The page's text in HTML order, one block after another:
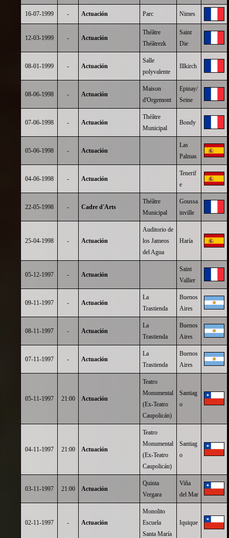
16-07-1999 - Actuación Parc Nimes
12-03-1999 - Actuación
Théâtre
Théâtrezk
Saint
Die
08-01-1999 - Actuación
Salle
polyvalente
Illkirch
08-06-1998 - Actuación
Maison
d'Orgemont
Epinay/
Seine
07-06-1998 - Actuación
Théâtre
Municipal
Bondy
05-06-1998 - Actuación
Las
Palmas
04-06-1998 - Actuación
Tenerif
e
22-05-1998 - Cadre d'Arts
Théâtre
Municipal
Goussa
inville
25-04-1998 - Actuación
Auditorio de
los Jameos
del Agua
Haría
05-12-1997 - Actuación
Saint
Vallier
09-11-1997 - Actuación
La
Trastienda
Buenos
Aires
08-11-1997 - Actuación
La
Trastienda
Buenos
Aires
07-11-1997 - Actuación
La
Trastienda
Buenos
Aires
05-11-1997 21:00 Actuación
Teatro
Monumental
(Ex-Teatro
Caupolicán)
Santiag
o
04-11-1997 21:00 Actuación
Teatro
Monumental
(Ex-Teatro
Caupolicán)
Santiag
o
03-11-1997 21:00 Actuación
Quinta
Vergara
Viña
del Mar
02-11-1997 - Actuación
Monolito
Escuela
Santa María
Iquique